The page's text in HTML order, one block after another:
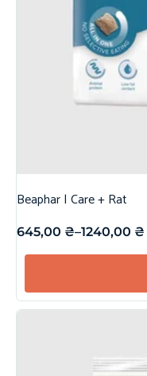
Beaphar | Care + Rat
645,00 ₴–1240,00 ₴